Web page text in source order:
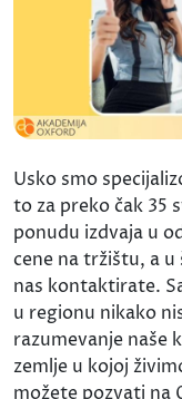
Usko smo
to za preko čak 35
ponudu izdvaja u
cene na tržištu, a
nas kontaktirate.
u regionu nikako
razumevanje naše
zemlje u kojoj
možete pozvati